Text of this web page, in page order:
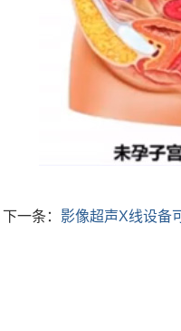
下一条： 影像超声X线设备